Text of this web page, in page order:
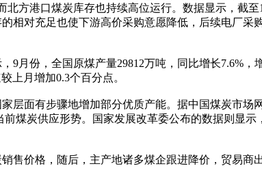
方港口煤炭库存也持续高位运行。数据显示，截
相对充足也使下游高价采购意愿降低，后续电厂采
份，全国原煤产量29812万吨，同比增长7.6%，
上月增加0.3个百分点。
面有步骤地增加部分优质产能。据中国煤炭市场
煤炭供应形势。国家发展改革委公布的数据则显
价格，随后，主产地诸多煤企跟进降价，贸易商